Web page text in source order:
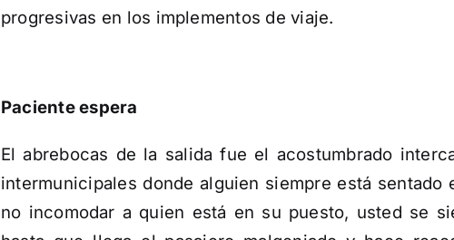
progresivas en los implementos de viaje.
Paciente espera
El abrebocas de la salida fue el acostumbrado
intermunicipales donde alguien siempre está sentado
no incomodar a quien está en su puesto, usted se